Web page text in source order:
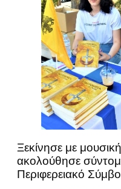
Ξεκίνησε με
ακολούθησε
Περιφερειακό